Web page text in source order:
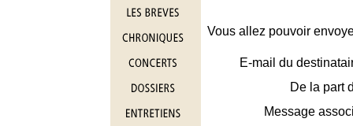
Vous allez pouvoir
E-mail du
De la part
Message